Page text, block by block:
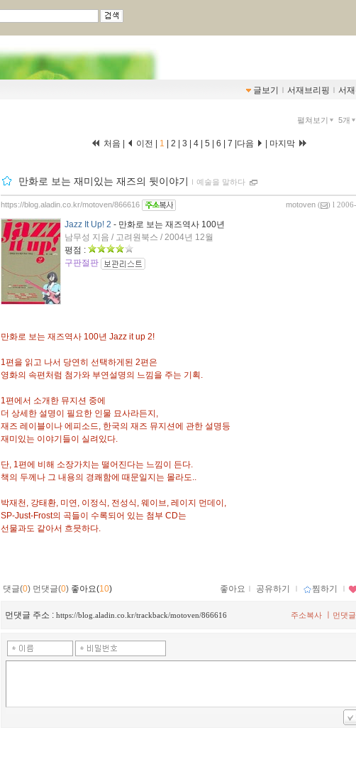
글보기 ｌ 서재브리핑 ｌ 서재
펼쳐보기 5개
처음 | 이전 | 1 2 3 4 5 6 7 다음 마지막
만화로 보는 재미있는 재즈의 뒷이야기 ｌ 예술을 말하다
motoven ( ) l
https://blog.aladin.co.kr/motoven/866616
Jazz It Up! 2 - 만화로 보는 재즈역사 100년
남무성 지음 / 고려원북스 / 2004년 12월
평점 :
구판절판
만화로 보는 재즈역사 100년 Jazz it up 2!
1편을 읽고 나서 당연히 선택하게된 2편은
영화의 속편처럼 첨가와 부연설명의 느낌을 주는 기획.
1편에서 소개한 뮤지션 중에
더 상세한 설명이 필요한 인물 묘사라든지,
재즈 레이블이나 에피소드, 한국의 재즈 뮤지션에 관한 설명등
재미있는 이야기들이 실려있다.
단, 1편에 비해 소장가치는 떨어진다는 느낌이 든다.
책의 두께나 그 내용의 경쾌함에 때문일지는 몰라도..
박재천, 강태환, 미연, 이정식, 전성식, 웨이브, 레이지 먼데이,
SP-Just-Frost의 곡들이 수록되어 있는 첨부 CD는
선물과도 같아서 흐믓하다.
댓글(0) 먼댓글(0) 좋아요(10) 좋아요 ｌ 공유하기 ｌ 찜하기 ｌ
먼댓글 주소 : https://blog.aladin.co.kr/trackback/motoven/866616 먼댓
주소복사